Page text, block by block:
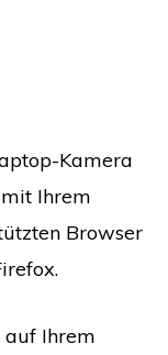
Kamera
Ihrem
Browser
auf Ihrem